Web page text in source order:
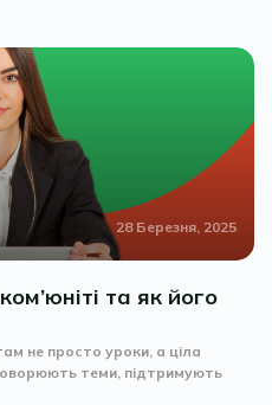
28 Березня, 2025
та як його
не просто уроки, а ціла
теми, підтримують